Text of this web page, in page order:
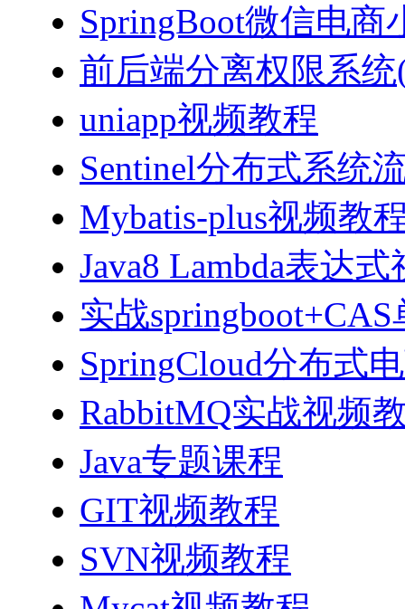
SpringBoot微信电商
前后端分离权限系统
uniapp视频教程
Sentinel分布式系统
Mybatis-plus视频教
Java8 Lambda表达
实战
SpringCloud分布式
RabbitMQ实战视频
Java专题课程
GIT视频教程
SVN视频教程